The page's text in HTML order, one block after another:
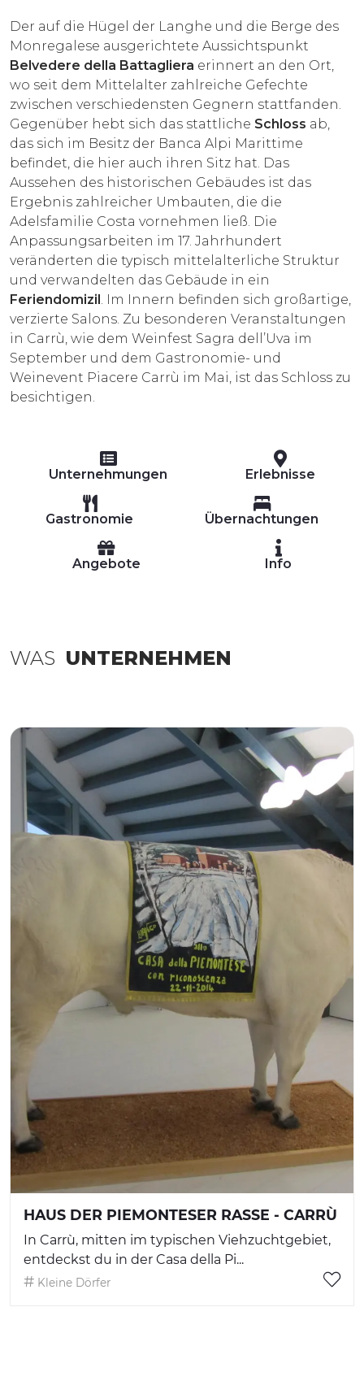
Der auf die Hügel der Langhe und die Berge des
Monregalese ausgerichtete Aussichtspunkt
Belvedere della Battagliera erinnert an den Ort,
wo seit dem Mittelalter zahlreiche Gefechte
zwischen verschiedensten Gegnern stattfanden.
Gegenüber hebt sich das stattliche Schloss ab,
das sich im Besitz der Banca Alpi Marittime
befindet, die hier auch ihren Sitz hat. Das
Aussehen des historischen Gebäudes ist das
Ergebnis zahlreicher Umbauten, die die
Adelsfamilie Costa vornehmen ließ. Die
Anpassungsarbeiten im 17. Jahrhundert
veränderten die typisch mittelalterliche Struktur
und verwandelten das Gebäude in ein
Feriendomizil. Im Innern befinden sich großartige,
verzierte Salons. Zu besonderen Veranstaltungen
in Carrù, wie dem Weinfest Sagra dell’Uva im
September und dem Gastronomie- und
Weinevent Piacere Carrù im Mai, ist das Schloss zu
besichtigen.
Unternehmungen Erlebnisse
Gastronomie Übernachtungen
Angebote Info
WAS UNTERNEHMEN
HAUS DER PIEMONTESER RASSE - CARRÙ
In Carrù, mitten im typischen Viehzuchtgebiet,
entdeckst du in der Casa della Pi...
Kleine Dörfer